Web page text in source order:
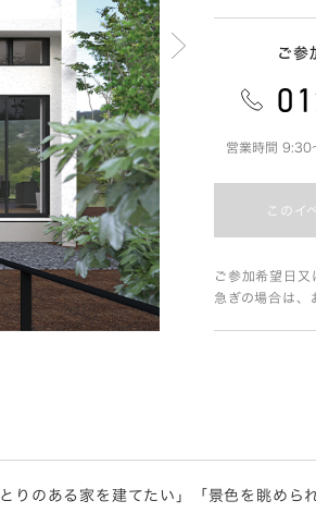
ご参
営業時間 9:30
このイ
ご参加希望日
急ぎの場合は、
りのある家を建てたい」「景色を眺めら